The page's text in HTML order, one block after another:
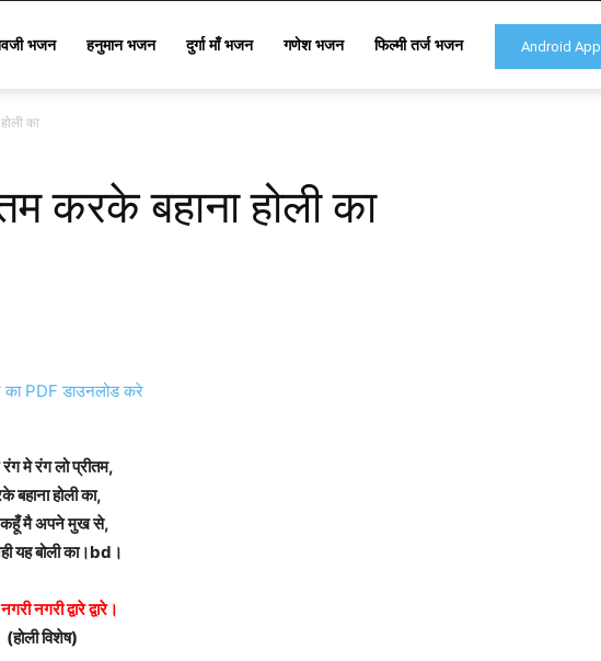
Android App
भजन हनुमान भजन दुर्गा माँ भजन गणेश भजन फिल्मी तर्ज भजन
का
करके बहाना होली का
PDF डाउनलोड करे
मे रंग लो प्रीतम,
बहाना होली का,
मै अपने मुख से,
यह बोली का।bd।
नगरी द्वारे द्वारे।
(होली विशेष)